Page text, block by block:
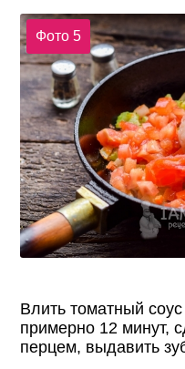
Фото 5
Влить томатный
примерно 12 минут,
перцем, выдавить